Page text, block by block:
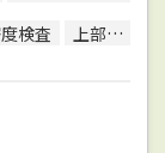
検査 上部内視鏡検査